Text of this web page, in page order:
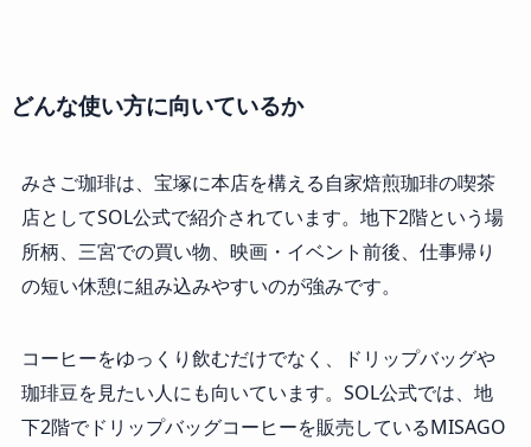
どんな使い方に向いているか
みさご珈琲は、宝塚に本店を構える自家焙煎珈琲の喫茶
店としてSOL公式で紹介されています。地下2階という場
所柄、三宮での買い物、映画・イベント前後、仕事帰り
の短い休憩に組み込みやすいのが強みです。
コーヒーをゆっくり飲むだけでなく、ドリップバッグや
珈琲豆を見たい人にも向いています。SOL公式では、地
下2階でドリップバッグコーヒーを販売しているMISAGO